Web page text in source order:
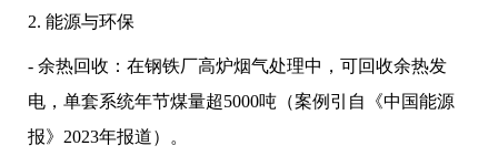
2. 能源与环保
- 余热回收：在钢铁厂高炉烟气处理中，可回收余热发
电，单套系统年节煤量超5000吨（案例引自《中国能源
报》2023年报道）。